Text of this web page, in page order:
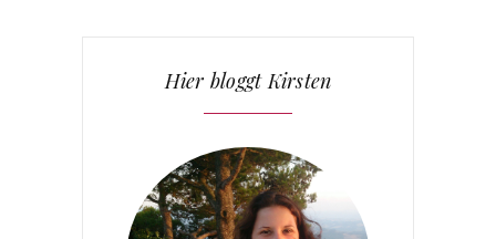
Hier bloggt Kirsten